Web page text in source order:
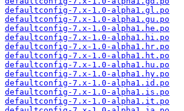
defaultconfig-7.x-1.0-alpha1.gl.po
defaultconfig-7.x-1.0-alpha1.gu.po
defaultconfig-7.x-1.0-alpha1.he.po
defaultconfig-7.x-1.0-alpha1.hi.po
defaultconfig-7.x-1.0-alpha1.hr.po
defaultconfig-7.x-1.0-alpha1.ht.po
defaultconfig-7.x-1.0-alpha1.hu.po
defaultconfig-7.x-1.0-alpha1.hy.po
defaultconfig-7.x-1.0-alpha1.id.po
defaultconfig-7.x-1.0-alpha1.is.po
defaultconfig-7.x-1.0-alpha1.it.po